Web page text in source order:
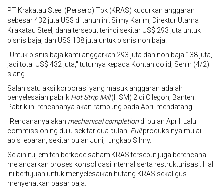
PT Krakatau Steel (Persero) Tbk (KRAS) kucurkan anggaran
sebesar 432 juta US$ di tahun ini. Silmy Karim, Direktur Utama
Krakatau Steel, dana tersebut terinci sekitar US$ 293 juta untuk
bisnis baja, dan US$ 138 juta untuk bisnis non baja.
"Untuk bisnis baja kami anggarkan 293 juta dan non baja 138 juta,
jadi total US$ 432 juta," tuturnya kepada Kontan.co.id, Senin (4/2)
siang.
Salah satu aksi korporasi yang masuk anggaran adalah
penyelesaian pabrik Hot Strip Mill(HSM) 2 di Cilegon, Banten.
Pabrik ini rencananya akan rampung pada April mendatang.
"Rencananya akan mechanical completion di bulan April. Lalu
commissioning dulu sekitar dua bulan. Fullproduksinya mulai
abis lebaran, sekitar bulan Juni," ungkap Silmy.
Selain itu, emiten berkode saham KRAStersebut juga berencana
melancarkan proses konsolidasi internal serta restrukturisasi. Hal
ini bertujuan untuk menyelesaikan hutang KRAS sekaligus
menyehatkan pasar baja.